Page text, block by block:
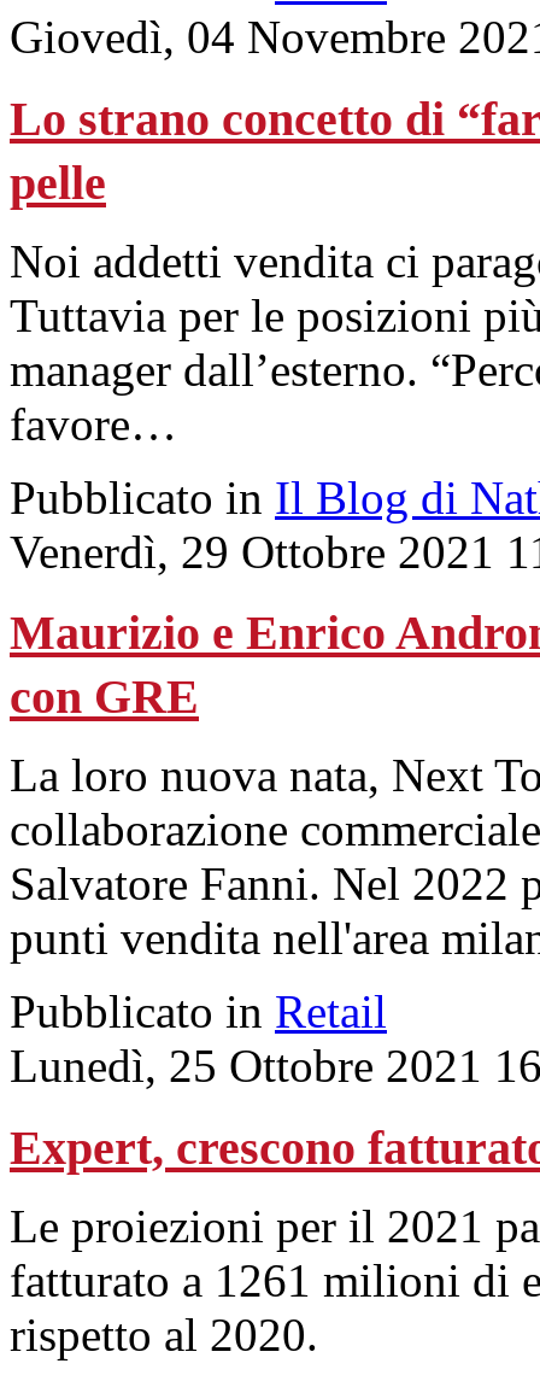
Giovedì, 04 Novembre
Lo strano concetto di
pelle
Noi addetti vendita ci
Tuttavia per le posizioni
manager dall’esterno.
favore…
Pubblicato in Il Blog di
Venerdì, 29 Ottobre 2021
Maurizio e Enrico
con GRE
La loro nuova nata, Next
collaborazione
Salvatore Fanni. Nel 2022
punti vendita nell'area
Pubblicato in Retail
Lunedì, 25 Ottobre 2021
Expert, crescono
Le proiezioni per il 2021
fatturato a 1261 milioni di
rispetto al 2020.